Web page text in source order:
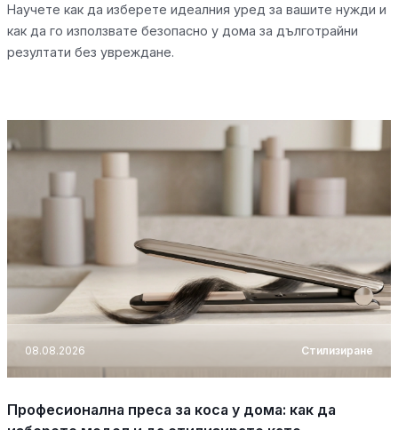
Научете как да изберете идеалния уред за вашите нужди и
как да го използвате безопасно у дома за дълготрайни
резултати без увреждане.
08.08.2026 Стилизиране
Професионална преса за коса у дома: как да